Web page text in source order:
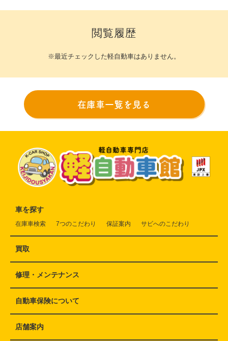
閲覧履歴
※最近チェックした軽自動車はありません。
在庫車一覧を見る
車を探す
在庫車検索 7つのこだわり 保証案内 サビへのこだわり
買取
修理・メンテナンス
自動車保険について
店舗案内